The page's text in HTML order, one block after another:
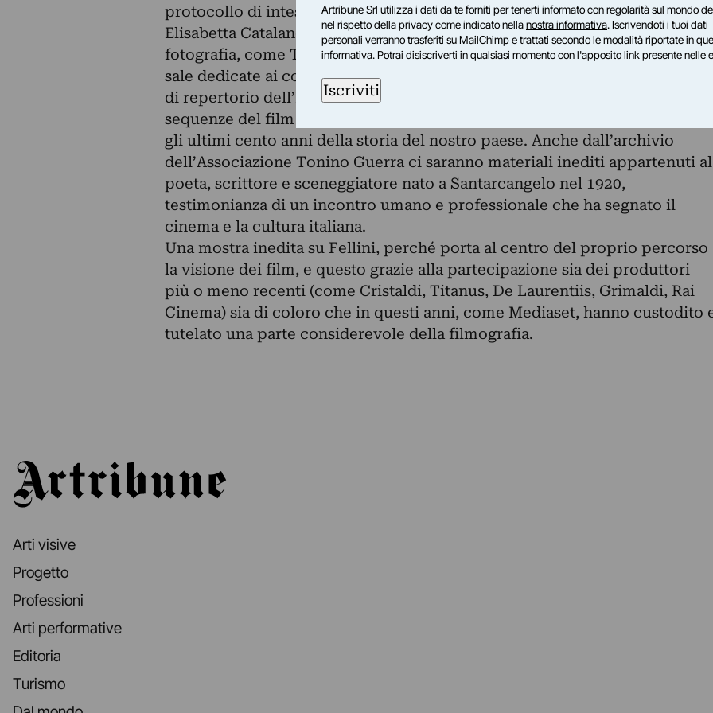
protocollo di intesa. Altri prestiti provenienti dall’archivio fotografico di
Elisabetta Catalano e dalle collezioni private di due maestri della
fotografia, come Tonino Delli Colli e Giuseppe Rotunno, riempiranno le
sale dedicate ai compagni di viaggio di Fellini, mentre le immagini di brani
di repertorio dell’Istituto Luce e di Teche Rai scorreranno accanto alle
sequenze del film del regista riminese in un rinvio da cui riemergeranno
gli ultimi cento anni della storia del nostro paese. Anche dall’archivio
dell’Associazione Tonino Guerra ci saranno materiali inediti appartenuti al
poeta, scrittore e sceneggiatore nato a Santarcangelo nel 1920,
testimonianza di un incontro umano e professionale che ha segnato il
cinema e la cultura italiana.
Una mostra inedita su Fellini, perché porta al centro del proprio percorso
la visione dei film, e questo grazie alla partecipazione sia dei produttori
più o meno recenti (come Cristaldi, Titanus, De Laurentiis, Grimaldi, Rai
Cinema) sia di coloro che in questi anni, come Mediaset, hanno custodito
tutelato una parte considerevole della filmografia.
Artribune
Arti visive
Progetto
Professioni
Arti performative
Editoria
Turismo
Artribune Srl utilizza i dati da te forniti per tenerti informato con regolarità sul mondo
nel rispetto della privacy come indicato nellanostra informativa. Iscrivendoti i tuoi dati
personali verranno trasferiti su MailChimp e trattati secondo le modalità riportate in
informativa. Potrai disiscriverti in qualsiasi momento con l'apposito link presente nelle
Iscriviti